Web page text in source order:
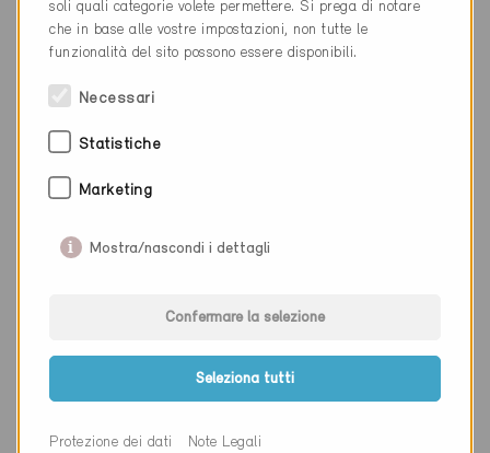
Cantone
Sito web
Ditta
Luogo Wolfhalden
Ditta
kummerpartner Architekten
soli quali categorie volete permettere. Si prega di notare
che in base alle vostre impostazioni, non tutte le
funzionalità del sito possono essere disponibili.
Necessari
Statistiche
Marketing
Mostra/nascondi i dettagli
Confermare la selezione
Seleziona tutti
Protezione dei dati Note Legali